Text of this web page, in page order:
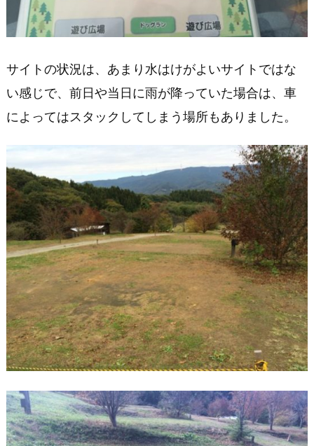
内
遊
と
子
供
の
遊
び
場
お
風
呂
情
報
有
料
の
家
族
風
呂
サイトの状況は、あまり水はけがよいサイトではな
い感じで、前日や当日に雨が降っていた場合は、車
によってはスタックしてしまう場所もありました。